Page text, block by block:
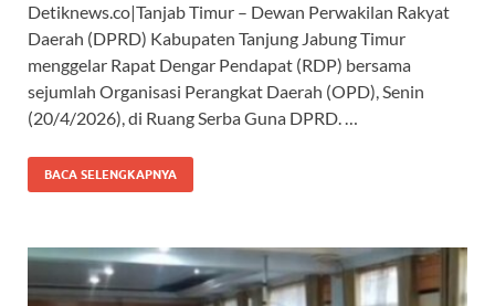
e
b
o
o
k
at
s
A
p
p
e
gr
a
m
e
a
ds
Detiknews.co|Tanjab Timur – Dewan Perwakilan Rakyat
Daerah (DPRD) Kabupaten Tanjung Jabung Timur
menggelar Rapat Dengar Pendapat (RDP) bersama
sejumlah Organisasi Perangkat Daerah (OPD), Senin
(20/4/2026), di Ruang Serba Guna DPRD. …
BACA SELENGKAPNYA